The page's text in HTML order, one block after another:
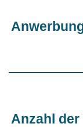
Anzahl der